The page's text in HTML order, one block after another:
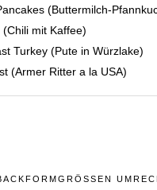
(Buttermilch-
mit Kaffee)
Turkey (Pute in Würzlake)
(Armer Ritter a la USA)